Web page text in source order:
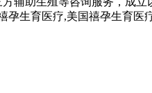
孕生育医疗,美国禧孕生育医